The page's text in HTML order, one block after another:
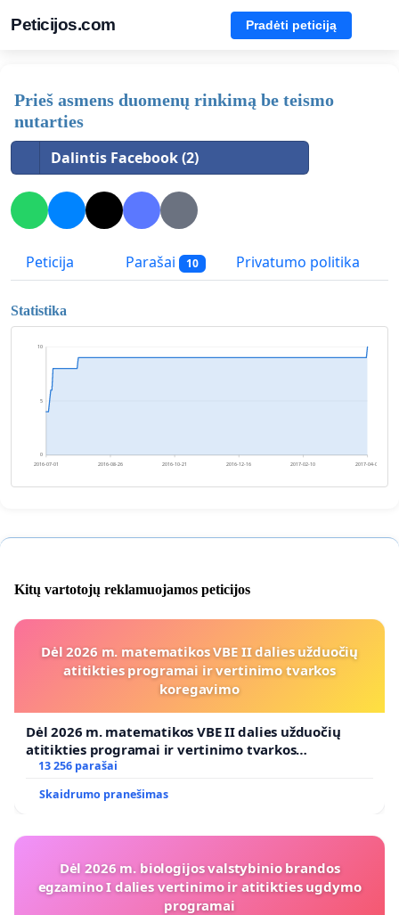
Peticijos.com Pradėti peticiją
Prieš asmens duomenų rinkimą be teismo
nutarties
Dalintis Facebook (2)
Peticija Parašai 10 Privatumo politika
Statistika
0
5
10
2016-07-01 2016-08-26 2016-10-21 2016-12-16 2017-02-10 2017-04-07
Kitų vartotojų reklamuojamos peticijos
Dėl 2026 m. matematikos VBE II dalies užduočių
atitikties programai ir vertinimo tvarkos
koregavimo
Dėl 2026 m. matematikos VBE II dalies užduočių
atitikties programai ir vertinimo tvarkos
koregavimo
13 256 parašai
Skaidrumo pranešimas
Dėl 2026 m. biologijos valstybinio brandos
egzamino I dalies vertinimo ir atitikties ugdymo
programai